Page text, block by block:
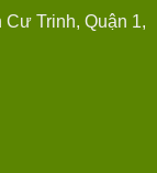
Trinh, Quận 1,